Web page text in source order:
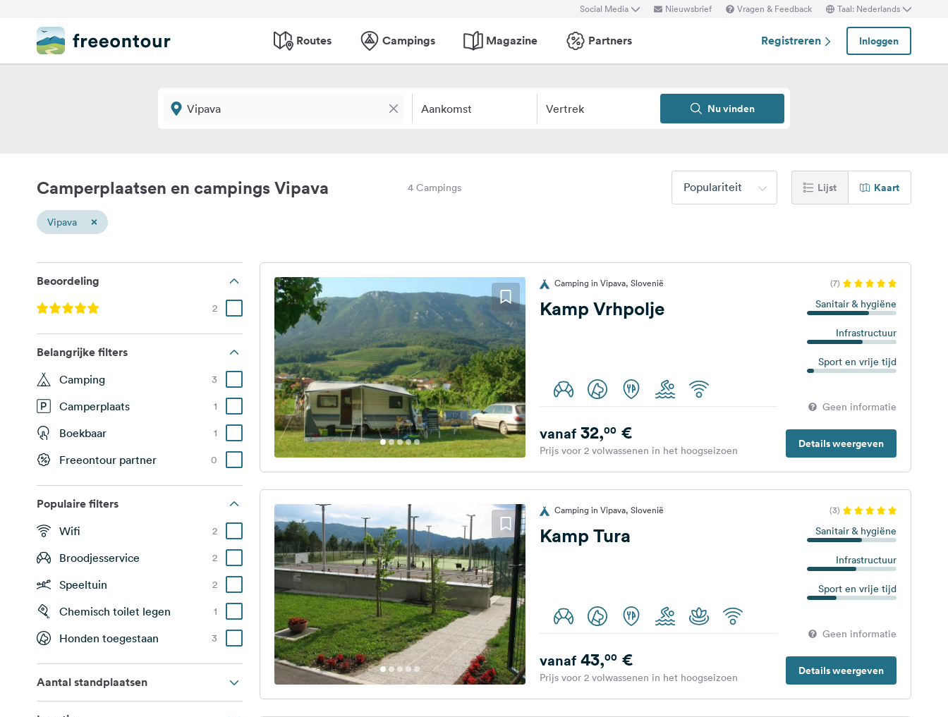
Social Media Nieuwsbrief Vragen & Feedback Taal: Nederlands
Routes Campings Magazine Partners Registreren Inloggen
Aankomst Vertrek Nu vinden
Camperplaatsen en campings Vipava 4 Campings Populariteit Lijst Kaart
Vipava ×
Beoordeling
2
Belangrijke filters
Camping 3
Camperplaats 1
Boekbaar 1
Freeontour partner 0
Populaire filters
Wifi 2
Broodjesservice 2
Speeltuin 2
Chemisch toilet legen 1
Honden toegestaan 3
Aantal standplaatsen
Camping in Vipava, Slovenië (7)
Kamp Vrhpolje Sanitair & hygiëne
Infrastructuur
Sport en vrije tijd
Geen informatie
Details weergeven
vanaf32,00€
Prijs voor 2 volwassenen in het hoogseizoen
Camping in Vipava, Slovenië (3)
Kamp Tura Sanitair & hygiëne
Infrastructuur
Sport en vrije tijd
Geen informatie
Details weergeven
vanaf43,00€
Prijs voor 2 volwassenen in het hoogseizoen